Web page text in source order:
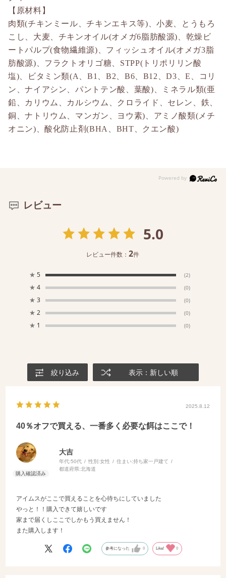
【原材料】
肉類(チキンミール、チキンエキス等)、小麦、とうもろ
こし、大麦、チキンオイル(オメガ6脂肪酸源)、乾燥ビ
ートパルプ(食物繊維源)、フィッシュオイル(オメガ3脂
肪酸源)、フラクトオリゴ糖、STPP(トリポリリン酸
塩)、ビタミン類(A、B1、B2、B6、B12、D3、E、コリ
ン、ナイアシン、パントテン酸、葉酸)、ミネラル類(亜
鉛、カリウム、カルシウム、クロライド、セレン、鉄、
銅、ナトリウム、マンガン、ヨウ素)、アミノ酸類(メチ
オニン)、酸化防止剤(BHA、BHT、クエン酸)
レビュー
5.0
レビュー件数：2件
★ 5 (2)
★ 4 (0)
★ 3 (0)
★ 2 (0)
★ 1 (0)
絞り込み 表示：新しい順
2025.8.12
40％オフで買える、一番多く必要な餌はここで！
大吉
年代:50代 性別:女性 住まい:持ち家一戸建て
都道府県:北海道
アイムスがここで買えることを心待ちにしていました
やっと！！購入できて嬉しいです
家まで届くしここでしかもう買えません！
また購入します！
参考になった 0 Like! 0